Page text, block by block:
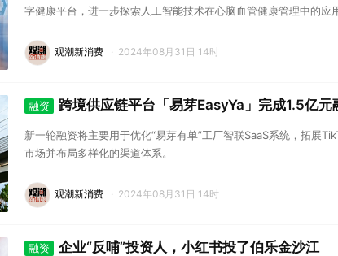
字健康平台，进一步探索人工智能技术在心脑血管健康管理中的应用
观潮新消费 · 2024年08月31日 14时
融资 跨境供应链平台「易芽EasyYa」完成1.5亿元
新一轮融资将主要用于优化“易芽有单”工厂智联SaaS系统，拓展
市场并布局多样化的渠道体系。
观潮新消费 · 2024年08月31日 14时
融资 企业“反哺”投资人，小红书投了伯乐金沙江